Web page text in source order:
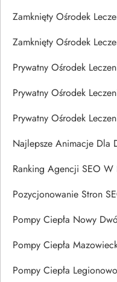
Zamknięty Ośrodek
Zamknięty Ośrodek
Prywatny Ośrodek
Prywatny Ośrodek
Prywatny Ośrodek
Najlepsze Animacje Dla
Ranking Agencji SEO W
Pozycjonowanie Stron
Pompy Ciepła Nowy
Pompy Ciepła
Pompy Ciepła Legionowo